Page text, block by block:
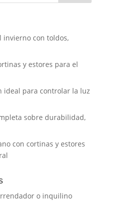
invierno con toldos,
y estores para el
ideal para controlar la luz
sobre durabilidad,
con cortinas y estores
o inquilino